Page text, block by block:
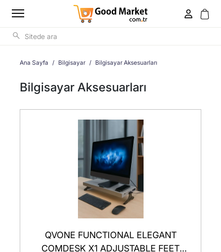
Ana Sayfa Bilgisayar Bilgisayar Aksesuarları
Bilgisayar Aksesuarları
QVONE FUNCTIONAL ELEGANT
COMDESK X1 ADJUSTABLE FEET